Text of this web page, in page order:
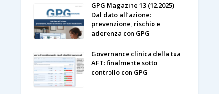
GPG Magazine 13 (12.2025).
Dal dato all’azione:
prevenzione, rischio e
aderenza con GPG
Governance clinica della tua
AFT: finalmente sotto
controllo con GPG